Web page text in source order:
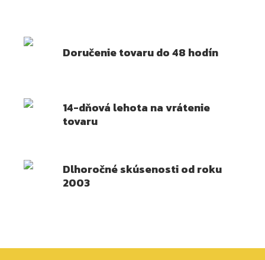
Doručenie tovaru do 48 hodín
14-dňová lehota na vrátenie
tovaru
Dlhoročné skúsenosti od roku
2003